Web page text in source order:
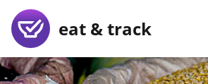
eat & track